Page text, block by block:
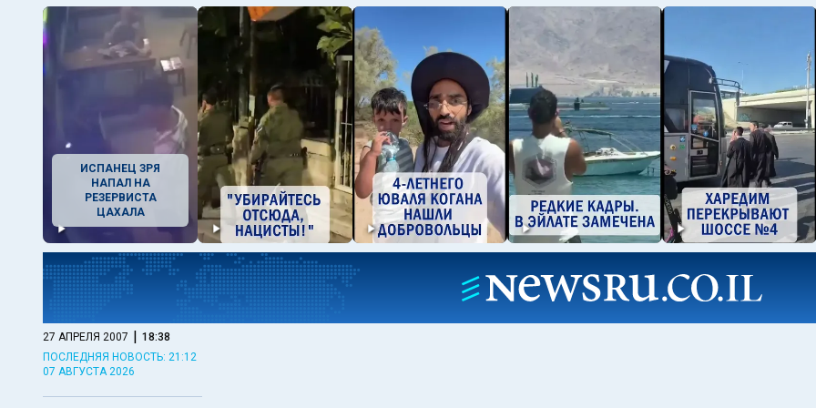
ИСПАНЕЦ ЗРЯ
НАПАЛ НА
РЕЗЕРВИСТА
ЦАХАЛА
27 АПРЕЛЯ 2007 | 18:38
ПОСЛЕДНЯЯ НОВОСТЬ: 21:12
07 АВГУСТА 2026